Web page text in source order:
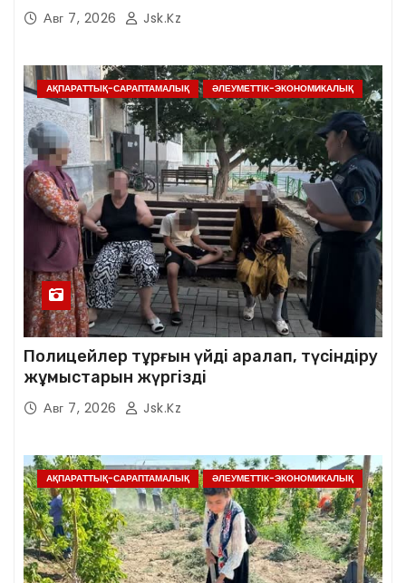
Авг 7, 2026 Jsk.kz
АҚПАРАТТЫҚ-САРАПТАМАЛЫҚ ӘЛЕУМЕТТІК-ЭКОНОМИКАЛЫҚ
Полицейлер тұрғын үйді аралап, түсіндіру
жұмыстарын жүргізді
Авг 7, 2026 Jsk.kz
АҚПАРАТТЫҚ-САРАПТАМАЛЫҚ ӘЛЕУМЕТТІК-ЭКОНОМИКАЛЫҚ